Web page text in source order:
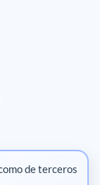
de terceros